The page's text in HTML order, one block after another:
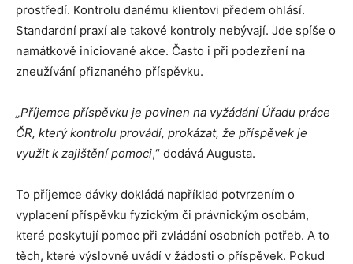
prostředí. Kontrolu danému klientovi předem ohlásí.
Standardní praxí ale takové kontroly nebývají. Jde spíše o
namátkově iniciované akce. Často i při podezření na
zneužívání přiznaného příspěvku.
„Příjemce příspěvku je povinen na vyžádání Úřadu práce
ČR, který kontrolu provádí, prokázat, že příspěvek je
využit k zajištění pomoci,“ dodává Augusta.
To příjemce dávky dokládá například potvrzením o
vyplacení příspěvku fyzickým či právnickým osobám,
které poskytují pomoc při zvládání osobních potřeb. A to
těch, které výslovně uvádí v žádosti o příspěvek. Pokud